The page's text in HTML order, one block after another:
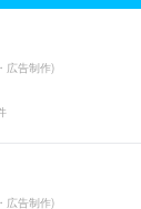
広告制作)
広告制作)